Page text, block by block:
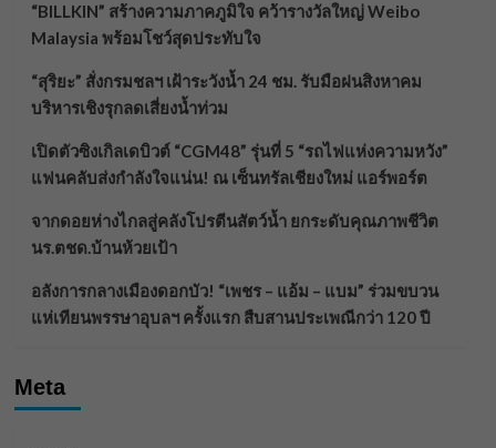
“BILLKIN” สร้างความภาคภูมิใจ คว้ารางวัลใหญ่ Weibo
Malaysia พร้อมโชว์สุดประทับใจ
“สุริยะ” สั่งกรมชลฯ เฝ้าระวังน้ำ 24 ชม. รับมือฝนสิงหาคม
บริหารเชิงรุกลดเสี่ยงน้ำท่วม
เปิดตัวซิงเกิลเดบิวต์ “CGM48” รุ่นที่ 5 “รถไฟแห่งความหวัง”
แฟนคลับส่งกำลังใจแน่น! ณ เซ็นทรัลเชียงใหม่ แอร์พอร์ต
จากดอยห่างไกลสู่คลังโปรตีนสัตว์น้ำ ยกระดับคุณภาพชีวิต
นร.ตชด.บ้านห้วยเป้า
อลังการกลางเมืองดอกบัว! “เพชร – แอ้ม – แบม” ร่วมขบวน
แห่เทียนพรรษาอุบลฯ ครั้งแรก สืบสานประเพณีกว่า 120 ปี
Meta